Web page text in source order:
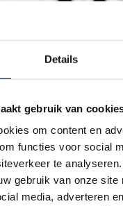
Details
gebruik van
om content en
functies voor social
te
gebruik van onze site
media, adverteren
consequenties kunnen
wordt. Hierom
onderscheiden
voor deze wijze van